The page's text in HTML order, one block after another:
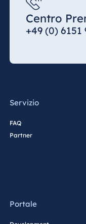
Centro
+49 (0) 6151
Servizio
FAQ
Partner
Portale